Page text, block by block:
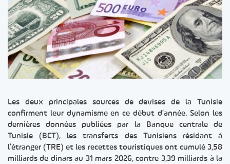
Les deux principales sources de devises de la Tunisie
confirment leur dynamisme en ce début d’année. Selon les
dernières données publiées par la Banque centrale de
Tunisie (BCT), les transferts des Tunisiens résidant à
l’étranger (TRE) et les recettes touristiques ont cumulé 3,58
milliards de dinars au 31 mars 2026, contre 3,39 milliards à la